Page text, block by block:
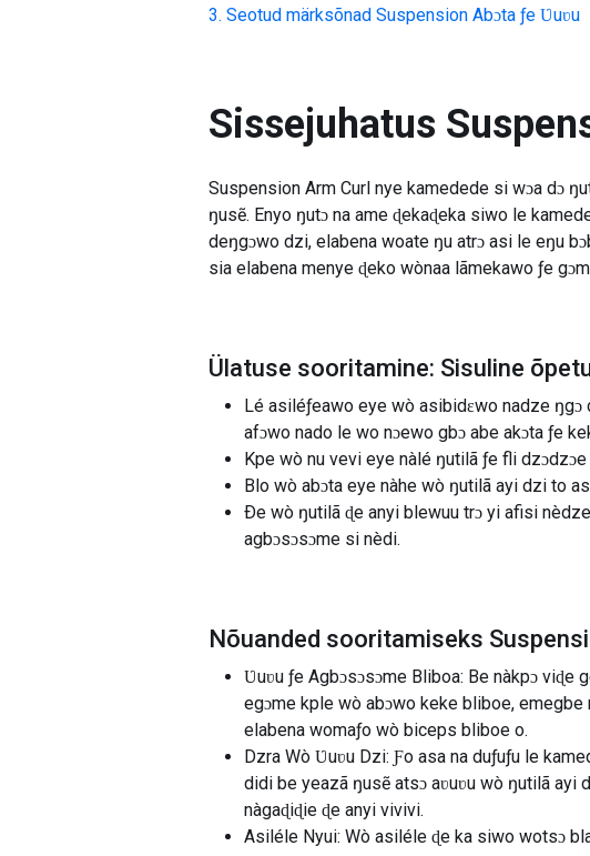
Seotud märksõnad Suspension Abɔta ƒe Ʋuʋu
Sissejuhatus
Suspension Arm Curl nye kamedede si wɔa dɔ
ŋusẽ. Enyo ŋutɔ na ame ɖekaɖeka siwo le
deŋgɔwo dzi, elabena woate ŋu atrɔ asi le eŋu
sia elabena menye ɖeko wònaa lãmekawo ƒe
Ülatuse sooritamine: Sisuline
Lé asiléƒeawo eye wò asibidɛwo nadze
afɔwo nado le wo nɔewo gbɔ abe akɔta ƒe
Kpe wò nu vevi eye nàlé ŋutilã ƒe fli
Blo wò abɔta eye nàhe wò ŋutilã ayi dzi to
Ðe wò ŋutilã ɖe anyi blewuu trɔ yi afisi
agbɔsɔsɔme si nèdi.
Nõuanded sooritamiseks
Ʋuʋu ƒe Agbɔsɔsɔme Bliboa: Be nàkpɔ viɖe
egɔme kple wò abɔwo keke bliboe,
elabena womaƒo wò biceps bliboe o.
Dzra Wò Ʋuʋu Dzi: Ƒo asa na duƒuƒu le
didi be yeazã ŋusẽ atsɔ aʋuʋu wò ŋutilã
nàgaɖiɖie ɖe anyi vivivi.
Asiléle Nyui: Wò asiléle ɖe ka siwo wotsɔ